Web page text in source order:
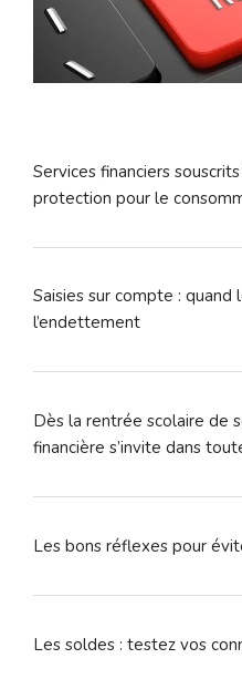
Services financiers
protection pour le
Saisies sur compte :
l’endettement
Dès la rentrée scolaire de
financière s’invite dans
Les bons réflexes pour
Les soldes : testez vos